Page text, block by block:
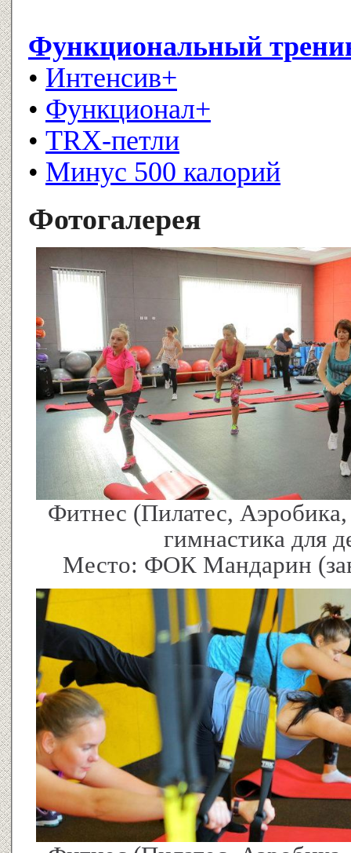
Функциональный
• Интенсив+
• Функционал+
• TRX-петли
• Минус 500 калорий
Фотогалерея
Фитнес (Пилатес,
гимнастика для